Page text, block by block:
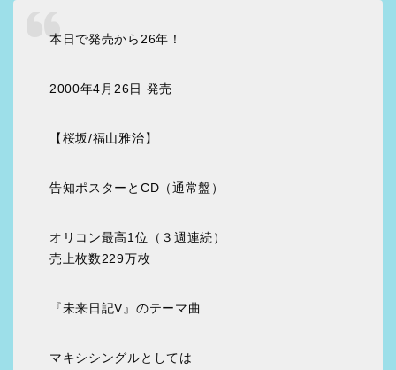
本日で発売から26年！
2000年4月26日 発売
【桜坂/福山雅治】
告知ポスターとCD（通常盤）
オリコン最高1位（３週連続）
売上枚数229万枚
『未来日記V』のテーマ曲
マキシシングルとしては